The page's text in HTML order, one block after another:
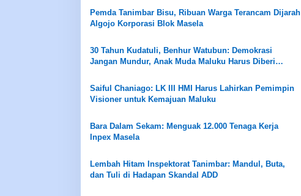
Pemda Tanimbar Bisu, Ribuan Warga Terancam Dijarah
Algojo Korporasi Blok Masela
30 Tahun Kudatuli, Benhur Watubun: Demokrasi
Jangan Mundur, Anak Muda Maluku Harus Diberi
Saiful Chaniago: LK III HMI Harus Lahirkan Pemimpin
Visioner untuk Kemajuan Maluku
Bara Dalam Sekam: Menguak 12.000 Tenaga Kerja
Inpex Masela
Lembah Hitam Inspektorat Tanimbar: Mandul, Buta,
dan Tuli di Hadapan Skandal ADD